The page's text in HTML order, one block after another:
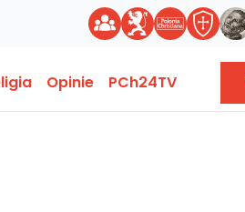
Opinie PCh24TV